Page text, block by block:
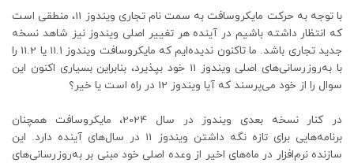
با توجه به حرکت مایکروسافت به سمت نام تجاری ویندوز 11، منطقی است
که انتظار داشته باشیم در آینده هر تغییر اصلی ویندوز نیز شاهد نسخه
جدید تجاری باشد. ما تاکنون ندیده‌ایم که مایکروسافت ویندوز 11.1 یا 11.2 را
با به‌روزرسانی‌های اصلی ویندوز 11 خود بپذیرد، بنابراین بسیاری اکنون این
سوال را از خود می‌پرسند که آیا ویندوز 12 در راه است یا خیر؟
در کنار نسخه بعدی ویندوز در سال 2024، مایکروسافت همچنان
برنامه‌هایی برای تازه نگه داشتن ویندوز 11 در سال‌های آینده دارد. این
سازنده نرم‌افزار در ماه‌های اخیر از وعده اصلی خود مبنی بر به‌روزرسانی‌های